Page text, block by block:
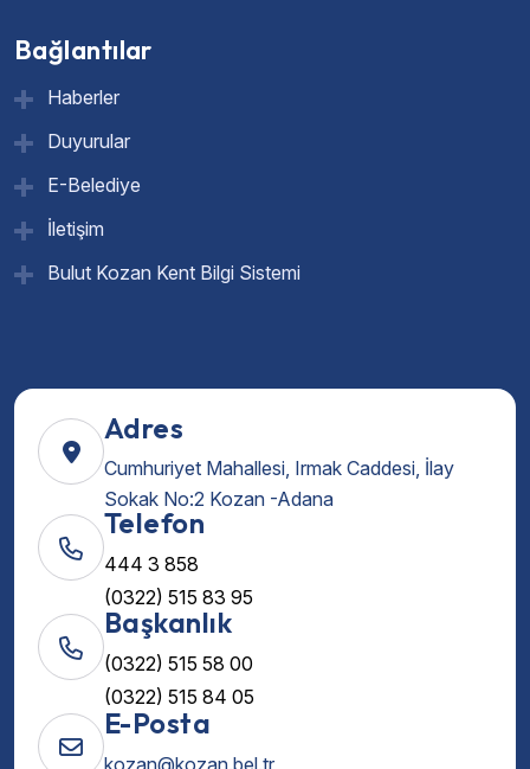
Bağlantılar
Haberler
Duyurular
E-Belediye
İletişim
Bulut Kozan Kent Bilgi Sistemi
Adres
Cumhuriyet Mahallesi, Irmak Caddesi, İlay
Sokak No:2 Kozan -Adana
Telefon
444 3 858
(0322) 515 83 95
Başkanlık
(0322) 515 58 00
(0322) 515 84 05
E-Posta
kozan@kozan.bel.tr